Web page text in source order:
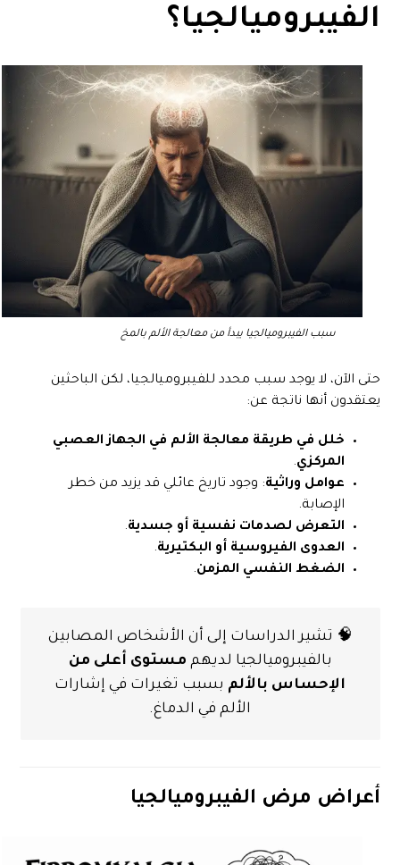
الفيبروميالجيا؟
سبب الفيبروميالجيا يبدأ من معالجة الألم بالمخ
حتى الآن، لا يوجد سبب محدد للفيبروميالجيا، لكن الباحثين
يعتقدون أنها ناتجة عن:
خلل في طريقة معالجة الألم في الجهاز العصبي
المركزي.
عوامل وراثية: وجود تاريخ عائلي قد يزيد من خطر
الإصابة.
التعرض لصدمات نفسية أو جسدية.
العدوى الفيروسية أو البكتيرية.
الضغط النفسي المزمن.
🧠 تشير الدراسات إلى أن الأشخاص المصابين
بالفيبروميالجيا لديهم مستوى أعلى من
الإحساس بالألم بسبب تغيرات في إشارات
الألم في الدماغ.
أعراض مرض الفيبروميالجيا